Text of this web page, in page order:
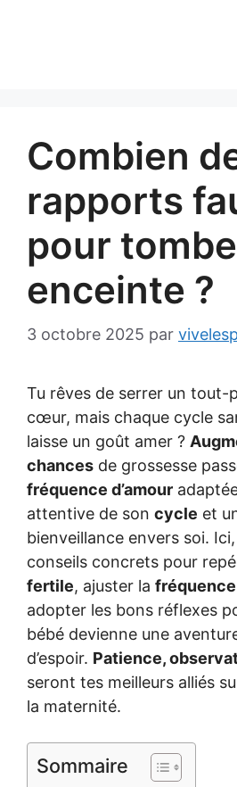
Combien
rapports
pour
enceinte ?
3 octobre 2025 par
Tu rêves de serrer un
cœur, mais chaque cycle
laisse un goût amer ?
chances de grossesse
fréquence d’amour
attentive de son cycle et
bienveillance envers soi.
conseils concrets pour
fertile, ajuster la
adopter les bons réflexes
bébé devienne une
d’espoir. Patience,
seront tes meilleurs alliés
la maternité.
Sommaire